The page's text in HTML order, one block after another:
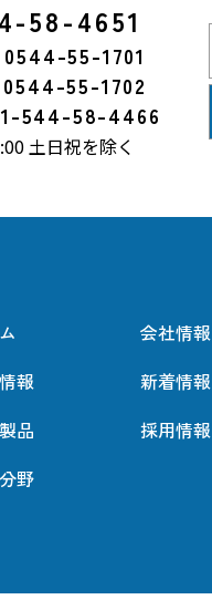
58-4651
55-1701
55-1702
544-58-4466
土日祝を除く
報
品
野
会社情報
新着情報
採用情報